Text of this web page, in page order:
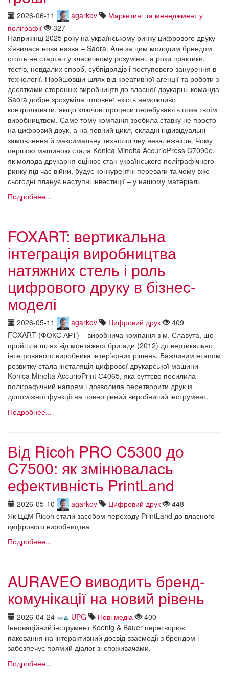
2026-06-11 agarkov
Маркетинг та менеджмент у
поліграфії
327
Наприкінці 2025 року на українському ринку цифрового друку
з’явилася нова назва – Saora. Але за цим молодим брендом
стоїть не стартап у класичному розумінні, а роки практики,
тестів, невдалих спроб, субпідрядів і поступового занурення в
технології. Пройшовши шлях від креативної агенції та роботи з
десятками сторонніх виробництв до власної друкарні, команда
Saora добре зрозуміла головне: якість неможливо
контролювати, якщо ключові процеси перебувають поза твоїм
виробництвом. Саме тому компанія зробила ставку не просто
на цифровий друк, а на повний цикл, складні індивідуальні
замовлення й максимальну технологічну незалежність. Чому
першою машиною стала Konica Minolta AccurioPress C7090e,
як молода друкарня оцінює стан українського поліграфічного
ринку під час війни, будує конкурентні переваги та чому вже
сьогодні планує наступні інвестиції – у нашому матеріалі.
Подробнее...
FOXART: вертикальна
інтеграція виробництва
натяжних стель і роль
цифрового друку в бізнес-
моделі
2026-05-11 agarkov Цифровий друк
409
FOXART (ФОКС АРТ) – виробнича компанія з м. Славута, що
пройшла шлях від монтажної бригади (2012) до вертикально
інтегрованого виробника інтер’єрних рішень. Важливим етапом
розвитку стала інсталяція цифрової друкарської машини
Konica Minolta AccurioPrint С4065, яка суттєво посилила
поліграфічний напрям і дозволила перетворити друк із
допоміжної функції на повноцінний виробничий інструмент.
Подробнее...
Від Ricoh PRO C5300 до
C7500: як змінювалась
ефективність PrintLand
2026-05-10 agarkov Цифровий друк
448
Як ЦДМ Ricoh стали засобом переходу PrintLand до власного
цифрового виробництва
Подробнее...
AURAVEO виводить бренд-
комунікації на новий рівень
2026-04-24 UPG Нові медіа
400
Інноваційний інструмент Koenig & Bauer перетворює
паковання на інтерактивний досвід взаємодії з брендом і
забезпечує прямий діалог зі споживачами.
Подробнее...